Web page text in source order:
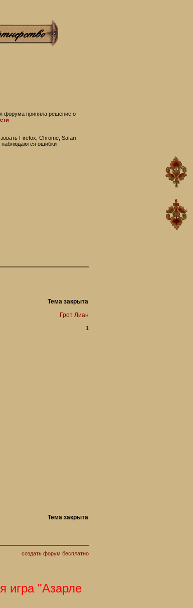
форума приняла решение о
Firefox, Chrome, Safari
наблюдаются ошибки
Грот Лиан
Тема закрыта
1
Тема закрыта
создать форум бесплатно
"Азарлеан"приглашает Вас.